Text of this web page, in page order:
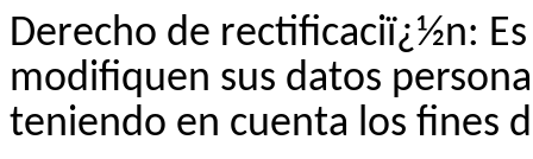
Derecho de rectificaciï¿½n:
modifiquen sus datos
teniendo en cuenta los fines